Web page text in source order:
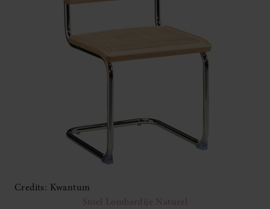
Credits: Kwantum
Stoel Lombardije Naturel